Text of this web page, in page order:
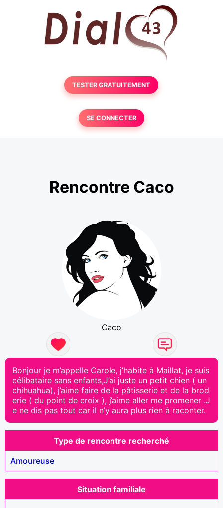
TESTER GRATUITEMENT
SE CONNECTER
Rencontre Caco
Caco
Bonjour je m’appelle Carole, j’habite à Maillat, je suis
célibataire sans enfants,J’ai juste un petit chien ( un
chihuahua), j’aime faire de la pâtisserie et de la brod
erie ( du point de croix ), j’aime aller me promener .J
e ne dis pas tout car il n’y aura plus rien à raconter.
Type de rencontre recherché
Amoureuse
Situation familiale